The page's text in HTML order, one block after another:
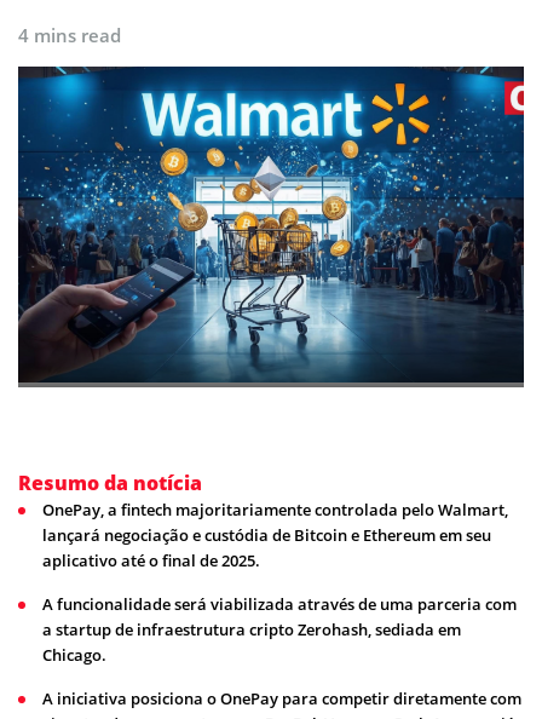
4 mins read
Resumo da notícia
OnePay, a fintech majoritariamente controlada pelo Walmart,
lançará negociação e custódia de Bitcoin e Ethereum em seu
aplicativo até o final de 2025.
A funcionalidade será viabilizada através de uma parceria com
a startup de infraestrutura cripto Zerohash, sediada em
Chicago.
A iniciativa posiciona o OnePay para competir diretamente com